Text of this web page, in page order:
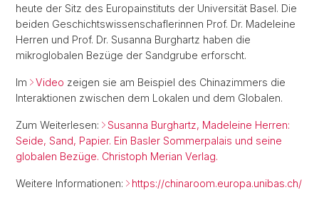
heute der Sitz des Europainstituts der Universität Basel. Die
beiden Geschichtswissenschaflerinnen Prof. Dr. Madeleine
Herren und Prof. Dr. Susanna Burghartz haben die
mikroglobalen Bezüge der Sandgrube erforscht.
Im Video zeigen sie am Beispiel des Chinazimmers die
Interaktionen zwischen dem Lokalen und dem Globalen.
Zum Weiterlesen:
Susanna Burghartz, Madeleine Herren:
Seide, Sand, Papier. Ein Basler Sommerpalais und seine
globalen Bezüge. Christoph Merian Verlag.
Weitere Informationen: https://chinaroom.europa.unibas.ch/